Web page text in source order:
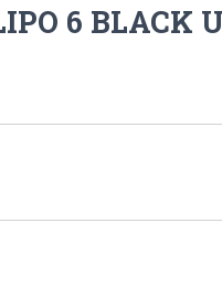
6 BLACK